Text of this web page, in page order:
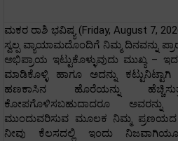
ಮಕರ ರಾಶಿ ಭವಿಷ್ಯ (Friday, August 7,
ಸ್ವಲ್ಪ ವ್ಯಾಯಾಮದೊಂದಿಗೆ ನಿಮ್ಮ ದಿನವನ್ನು
ಅಭಿಪ್ರಾಯ ಇಟ್ಟುಕೊಳ್ಳುವುದು ಮುಖ್ಯ –
ಮಾಡಿಕೊಳ್ಳಿ ಹಾಗೂ ಅದನ್ನು
ಹಣಕಾಸಿನ ಹೊರೆಯನ್ನು
ಕೋಪಗೊಳಿಸಬಹುದಾದರೂ
ಮುಂದುವರಿಸುವ ಮೂಲಕ ನಿಮ್ಮ ಪ್ರಣಯದ
ನೀವು ಕೆಲಸದಲ್ಲಿ ಇಂದು ನಿಜವಾಗಿಯೂ